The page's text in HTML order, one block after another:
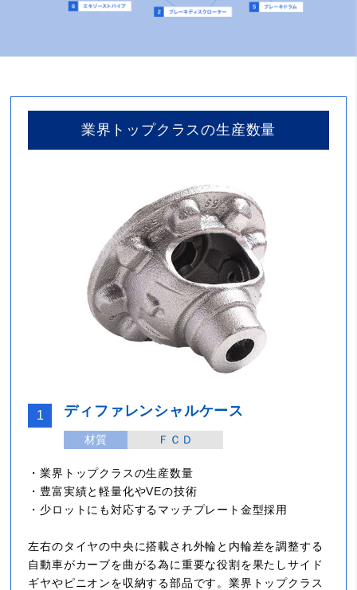
業界トップクラスの生産数量
1 ディファレンシャルケース
材質 ＦＣＤ
・業界トップクラスの生産数量
・豊富実績と軽量化やVEの技術
・少ロットにも対応するマッチプレート金型採用
左右のタイヤの中央に搭載され外輪と内輪差を調整する
自動車がカーブを曲がる為に重要な役割を果たしサイド
ギヤやピニオンを収納する部品です。業界トップクラス